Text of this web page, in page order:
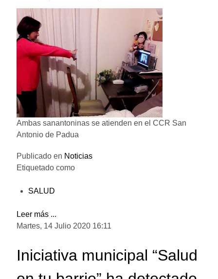
Ambas sanantoninas se atienden en el CCR San
Antonio de Padua
Publicado en Noticias
Etiquetado como
SALUD
Leer más ...
Martes, 14 Julio 2020 16:11
Iniciativa municipal “Salud